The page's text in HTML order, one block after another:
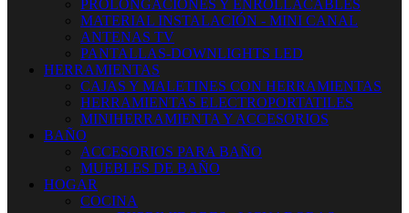
PROLONGACIONES Y ENROLLACABLES
MATERIAL INSTALACIÓN - MINI CANAL
ANTENAS TV
PANTALLAS-DOWNLIGHTS LED
HERRAMIENTAS
CAJAS Y MALETINES CON HERRAMIENTAS
HERRAMIENTAS ELECTROPORTATILES
MINIHERRAMIENTA Y ACCESORIOS
BAÑO
ACCESORIOS PARA BAÑO
MUEBLES DE BAÑO
HOGAR
COCINA